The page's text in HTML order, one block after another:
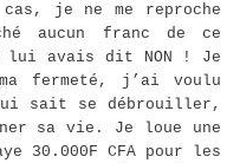
cas, je ne me reproche
aucun franc de ce
lui avais dit NON ! Je
fermeté, j’ai voulu
sait se débrouiller,
sa vie. Je loue une
30.000F CFA pour les